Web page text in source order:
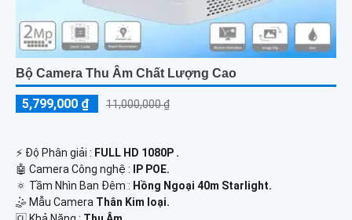
Bộ Camera Thu Âm Chất Lượng Cao
5,799,000 ₫ 11,000,000 ₫
️⚡ Độ Phân giải : FULL HD 1080P .
🤖️ Camera Công nghệ :
IP POE.
🔅 Tầm Nhìn Ban Đêm : Hồng Ngoại 40m Starlight.
🤹 Mẫu Camera Thân Kim loại.